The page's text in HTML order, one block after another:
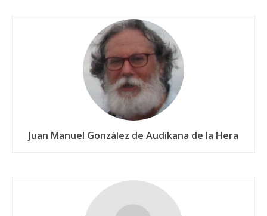
Juan Manuel González de Audikana de la Hera